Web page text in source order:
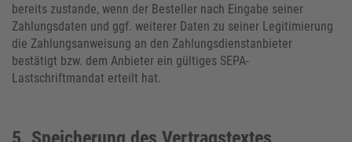
bereits zustande, wenn der Besteller nach Eingabe seiner
Zahlungsdaten und ggf. weiterer Daten zu seiner Legitimierung
die Zahlungsanweisung an den Zahlungsdienstanbieter
bestätigt bzw. dem Anbieter ein gültiges SEPA-
Lastschriftmandat erteilt hat.